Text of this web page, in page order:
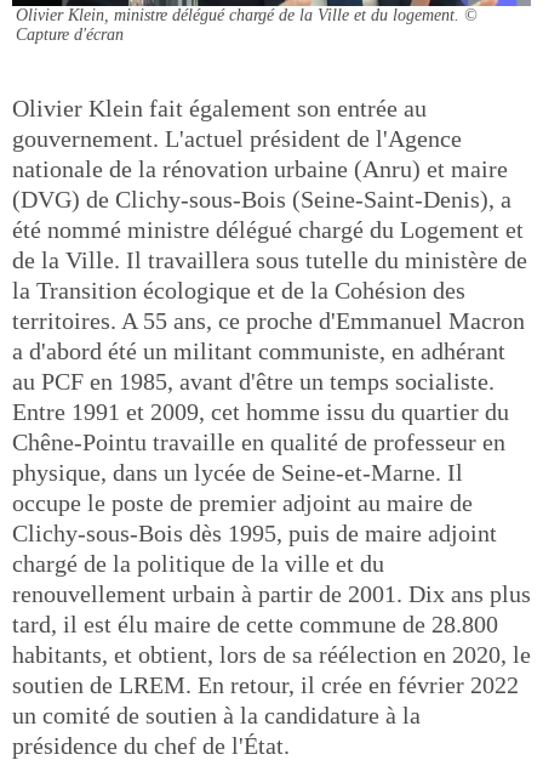
Olivier Klein, ministre délégué chargé de la Ville et du logement. ©
Capture d'écran
Olivier Klein fait également son entrée au
gouvernement. L'actuel président de l'Agence
nationale de la rénovation urbaine (Anru) et maire
(DVG) de Clichy-sous-Bois (Seine-Saint-Denis), a
été nommé ministre délégué chargé du Logement et
de la Ville. Il travaillera sous tutelle du ministère de
la Transition écologique et de la Cohésion des
territoires. A 55 ans, ce proche d'Emmanuel Macron
a d'abord été un militant communiste, en adhérant
au PCF en 1985, avant d'être un temps socialiste.
Entre 1991 et 2009, cet homme issu du quartier du
Chêne-Pointu travaille en qualité de professeur en
physique, dans un lycée de Seine-et-Marne. Il
occupe le poste de premier adjoint au maire de
Clichy-sous-Bois dès 1995, puis de maire adjoint
chargé de la politique de la ville et du
renouvellement urbain à partir de 2001. Dix ans plus
tard, il est élu maire de cette commune de 28.800
habitants, et obtient, lors de sa réélection en 2020, le
soutien de LREM. En retour, il crée en février 2022
un comité de soutien à la candidature à la
présidence du chef de l'État.